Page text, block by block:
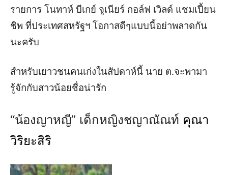
รายการ โนทาห์ บีเกย์ จูเนียร์ กอล์ฟ เวิลด์ แชมเปี้ยน
ชิพ ที่ประเทศสหรัฐฯ โอกาสดีๆแบบนี้อย่าพลาดกัน
นะครับ
​สำหรับเยาวชนคนเก่งในสัปดาห์นี้ นาย ต.จะพามา
รู้จักกับสาวน้อยชื่อน่ารัก
“น้องญาหญี” เด็กหญิงชญาณัณท์ คุณา
วิริยะสิริ